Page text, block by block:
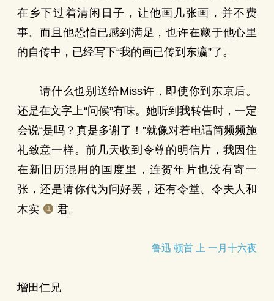
在乡下过着清闲日子，让他画几张画，并不费
事。而且他恐怕已感到满足，也许在藏于他心里
的自传中，已经写下“我的画已传到东瀛”了。
请什么也别送给Miss许，即使你到东京后。
还是在文字上“问候”有味。她听到我转告时，一定
会说“是吗？真是多谢了！”就像对着电话筒频频施
礼致意一样。前几天收到令尊的明信片，我因住
在新旧历混用的国度里，连贺年片也没有寄一
张，还是请你代为问好罢，还有令堂、令夫人和
木实
君。
鲁迅 顿首 上 一月十六夜
增田仁兄